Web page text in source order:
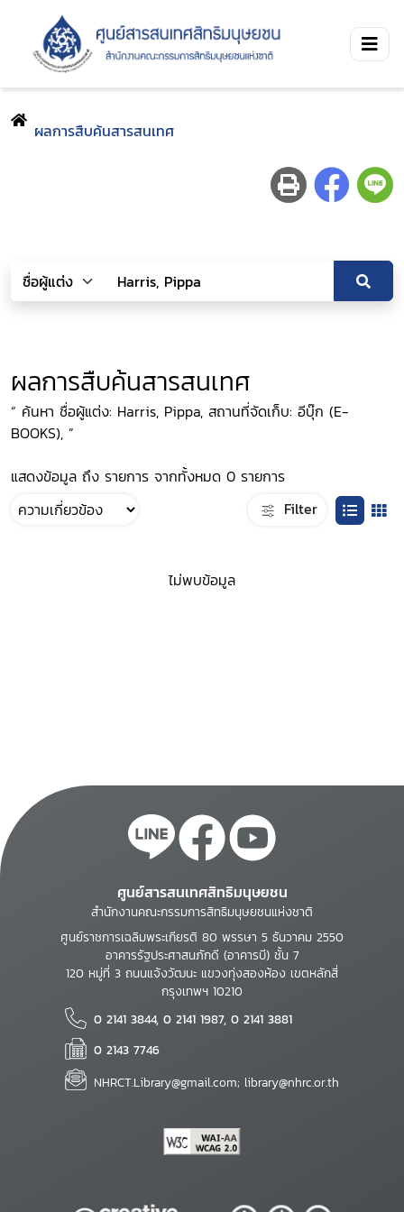
ผลการสืบค้นสารสนเทศ
ผลการสืบค้นสารสนเทศ
“ ค้นหา ชื่อผู้แต่ง: Harris, Pippa, สถานที่จัดเก็บ: อีบุ๊ก (E-
BOOKS), ”
แสดงข้อมูล ถึง รายการ จากทั้งหมด 0 รายการ
Filter
ไม่พบข้อมูล
ศูนย์สารสนเทศสิทธิมนุษยชน
สำนักงานคณะกรรมการสิทธิมนุษยชนแห่งชาติ
ศูนย์ราชการเฉลิมพระเกียรติ 80 พรรษา 5 ธันวาคม 2550
อาคารรัฐประศาสนภักดี (อาคารบี) ชั้น 7
120 หมู่ที่ 3 ถนนแจ้งวัฒนะ แขวงทุ่งสองห้อง เขตหลักสี่
กรุงเทพฯ 10210
0 2141 3844, 0 2141 1987, 0 2141 3881
0 2143 7746
NHRCT.Library@gmail.com; library@nhrc.or.th